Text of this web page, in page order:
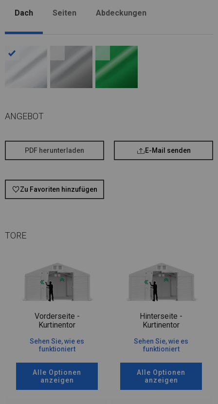
Dach Seiten Abdeckungen
ANGEBOT
PDF herunterladen E-Mail senden
Zu Favoriten hinzufügen
TORE
Vorderseite -
Kurtinentor
Sehen Sie, wie es
funktioniert
Alle Optionen
anzeigen
Hinterseite -
Kurtinentor
Sehen Sie, wie es
funktioniert
Alle Optionen
anzeigen